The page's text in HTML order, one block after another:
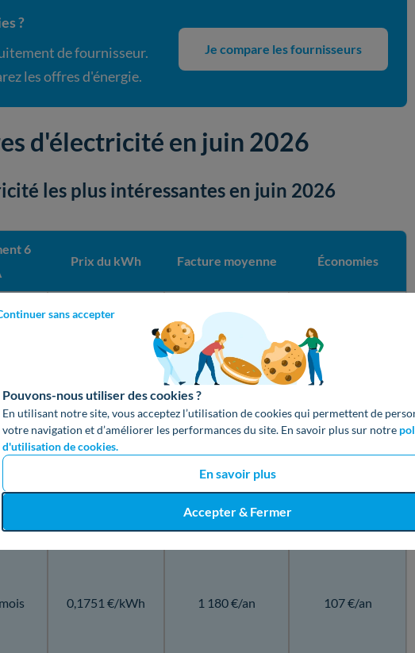
sans accepter
Pouvons-nous utiliser des cookies ?
En utilisant notre site, vous acceptez l’utilisation de cookies qui permettent de
votre navigation et d’améliorer les performances du site. En savoir plus sur notre
d'utilisation de cookies.
En savoir plus
Accepter & Fermer
?
de fournisseur.
les offres d'énergie.
Je compare les fournisseurs
d'électricité en juin 2026
les plus intéressantes en juin 2026
6
Prix du kWh Facture moyenne Économies
1 117 €/an
1 126 €/an
0,1751 €/kWh 1 180 €/an 107 €/an